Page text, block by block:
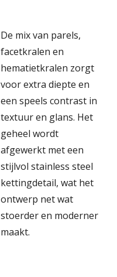
De mix van parels,
facetkralen en
hematietkralen zorgt
voor extra diepte en
een speels contrast in
textuur en glans. Het
geheel wordt
afgewerkt met een
stijlvol stainless steel
kettingdetail, wat het
ontwerp net wat
stoerder en moderner
maakt.